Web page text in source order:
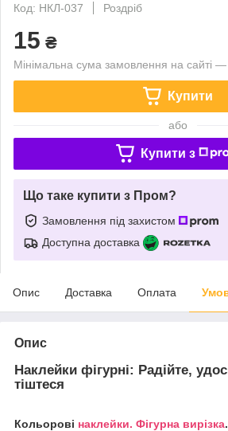
Код: НКЛ-037
Роздріб
15 ₴
Мінімальна сума замовлення на сайті
Купити
або
Купити з
Що таке купити з Пром?
Замовлення під захистом
Доступна доставка
Опис Доставка Оплата
Опис
Наклейки фігурні: Радійте,
тіштеся
Кольорові наклейки. Фігурна вирізка.